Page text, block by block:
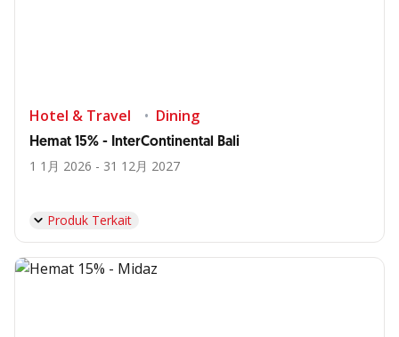
Hotel & Travel Dining
Hemat 15% - InterContinental Bali
1 1月 2026 - 31 12月 2027
Produk Terkait